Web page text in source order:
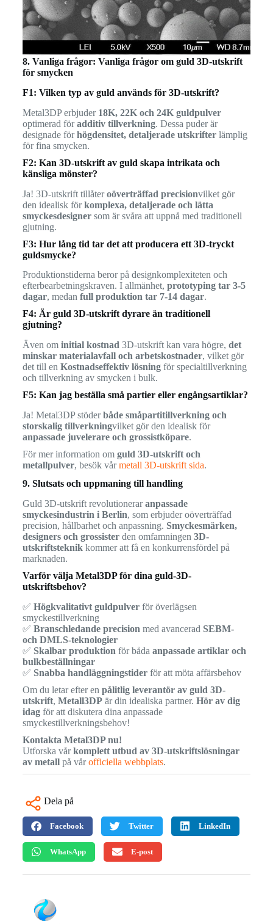
8. Vanliga frågor: Vanliga frågor om guld 3D-utskrift
för smycken
F1: Vilken typ av guld används för 3D-utskrift?
Metal3DP erbjuder 18K, 22K och 24K guldpulver
optimerad föradditiv tillverkning. Dessa puder är
designade förhögdensitet, detaljerade utskrifterlämplig
för fina smycken.
F2: Kan 3D-utskrift av guld skapa intrikata och
känsliga mönster?
Ja! 3D-utskrift tillåteroöverträffad precisionvilket gör
den idealisk förkomplexa, detaljerade och lätta
smyckesdesignersom är svåra att uppnå med traditionell
gjutning.
F3: Hur lång tid tar det att producera ett 3D-tryckt
guldsmycke?
Produktionstiderna beror på designkomplexiteten och
efterbearbetningskraven. I allmänhet, prototyping tar 3-5
dagar, medan full produktion tar 7-14 dagar.
F4: Är guld 3D-utskrift dyrare än traditionell
gjutning?
Även om initial kostnad 3D-utskrift kan vara högre, det
minskar materialavfall och arbetskostnader, vilket gör
det till en Kostnadseffektiv lösningför specialtillverkning
och tillverkning av smycken i bulk.
F5: Kan jag beställa små partier eller engångsartiklar?
Ja! Metal3DP stöderbåde småpartitillverkning och
storskalig tillverkningvilket gör den idealisk för
anpassade juvelerare och grossistköpare.
För mer information om guld 3D-utskrift och
metallpulver, besök vårmetall 3D-utskrift sida.
9. Slutsats och uppmaning till handling
Guld 3D-utskrift revolutioneraranpassade
smyckesindustrin i Berlin, som erbjuder oöverträffad
precision, hållbarhet och anpassning. Smyckesmärken,
designers och grossisterden omfamningen 3D-
utskriftsteknikkommer att få en konkurrensfördel på
marknaden.
Varför välja Metal3DP för dina guld-3D-
utskriftsbehov?
✅ Högkvalitativt guldpulverför överlägsen
smyckestillverkning
✅ Branschledande precision med avancerad SEBM-
och DMLS-teknologier
✅ Skalbar produktion för båda anpassade artiklar och
bulkbeställningar
✅ Snabba handläggningstiderför att möta affärsbehov
Om du letar efter en pålitlig leverantör av guld 3D-
utskrift, Metall3DPär din idealiska partner. Hör av dig
idagför att diskutera dina anpassade
smyckestillverkningsbehov!
Kontakta Metal3DP nu!
Utforska vårkomplett utbud av 3D-utskriftslösningar
av metallpå vårofficiella webbplats.
Dela på
Facebook Twitter LinkedIn
WhatsApp E-post